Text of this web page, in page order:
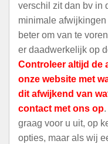
verschil zit dan bv in
minimale
beter om van te
er daadwerkelijk op
Controleer altijd de
onze website met
dit afwijkend van
contact met ons op
graag voor u uit, op
opties, maar als wij